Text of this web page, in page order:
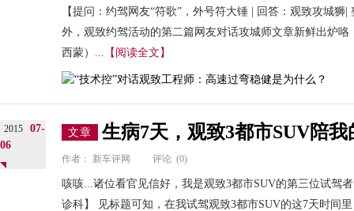
【提问：约驾网友“符歌”，外号符大锤 | 回答：观致攻城狮
外，观致约驾活动的第二篇网友对话攻城师文章新鲜出炉
西蒙）... 【阅读全文】
2015
07-
06
文章 生病7天，观致3都市SUV陪我
作者： 新车评网 评论 (0)
咳咳...诸位看官见信好，我是观致3都市SUV的第三位试驾
诊科】 见标题可知，在我试驾观致3都市SUV的这7天时间